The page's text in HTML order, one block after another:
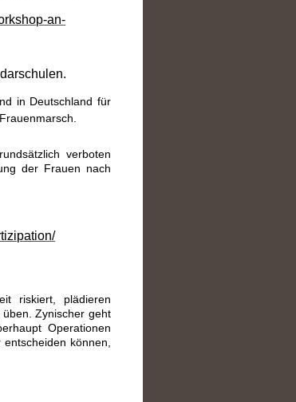
an-
in Deutschland für
verboten
der Frauen nach
riskiert, plädieren
üben. Zynischer geht
Operationen
können,